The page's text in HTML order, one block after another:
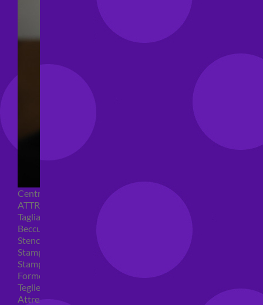
Centrini e Sacchetti Alimentari
ATTREZZI PER DOLCI
Tagliapasta
Beccucci e Sac à poche
Stencil per torte
Stampi ad espulsione
Stampi in silicone
Forme per cioccolato
Teglie per torte
Attrezzi cake design